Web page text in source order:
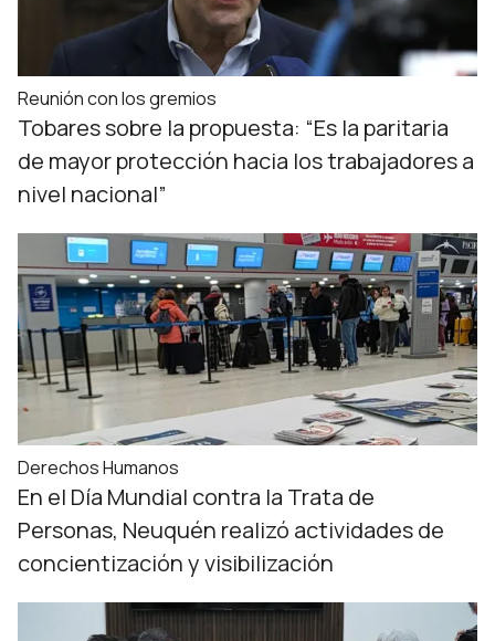
Reunión con los gremios
Tobares sobre la propuesta: “Es la paritaria
de mayor protección hacia los trabajadores a
nivel nacional”
Derechos Humanos
En el Día Mundial contra la Trata de
Personas, Neuquén realizó actividades de
concientización y visibilización